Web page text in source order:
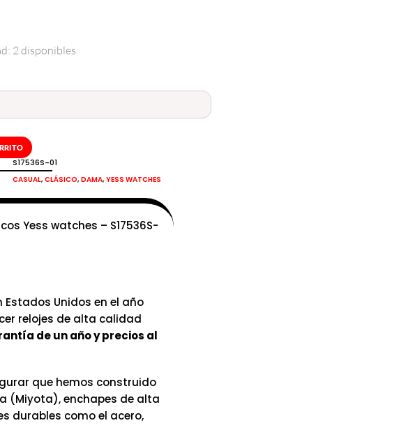
2 disponibles
S17536S-01
CASUAL,CLÁSICO,DAMA,YESS WATCHES
Yess watches – S17536S-
Estados Unidos en el año
relojes de alta calidad
de un año y precios al
que hemos construido
(Miyota), enchapes de alta
durables como el acero,